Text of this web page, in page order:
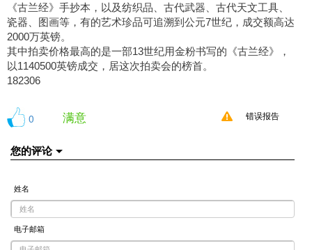
《古兰经》手抄本，以及纺织品、古代武器、古代天文工具、
瓷器、图画等，有的艺术珍品可追溯到公元7世纪，成交额高达
2000万英镑。
其中拍卖价格最高的是一部13世纪用金粉书写的《古兰经》，
以1140500英镑成交，居这次拍卖会的榜首。
182306
0 满意 错误报告
您的评论
姓名
电子邮箱